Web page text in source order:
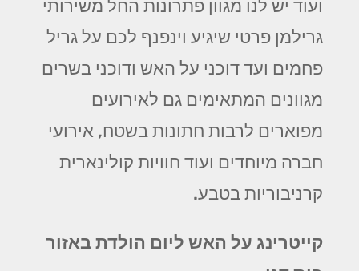
ועוד יש לנו מגוון פתרונות החל משירותי
גרילמן פרטי שיגיע וינפנף לכם על גריל
פחמים ועד דוכני על האש ודוכני בשרים
מגוונים המתאימים גם לאירועים
מפוארים לרבות חתונות בשטח, אירועי
חברה מיוחדים ועוד חוויות קולינארית
קרניבוריות בטבע.
קייטרינג על האש ליום הולדת באזור